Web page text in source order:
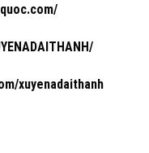
xuyenadaithanh